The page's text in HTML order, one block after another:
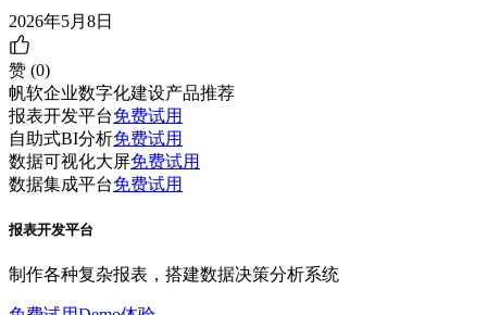
2026年5月8日
赞 (0)
帆软企业数字化建设产品推荐
报表开发平台免费试用
自助式BI分析免费试用
数据可视化大屏免费试用
数据集成平台免费试用
报表开发平台
制作各种复杂报表，搭建数据决策分析系统